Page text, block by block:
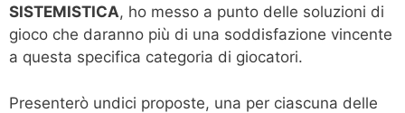
SISTEMISTICA, ho messo a punto delle soluzioni di
gioco che daranno più di una soddisfazione vincente
a questa specifica categoria di giocatori.
Presenterò undici proposte, una per ciascuna delle